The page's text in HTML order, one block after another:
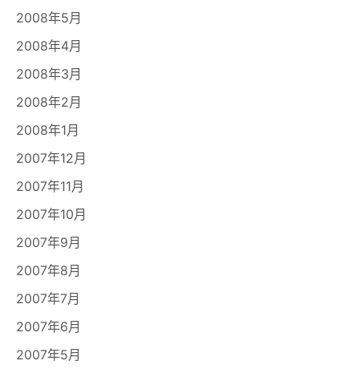
2008年5月
2008年4月
2008年3月
2008年2月
2008年1月
2007年12月
2007年11月
2007年10月
2007年9月
2007年8月
2007年7月
2007年6月
2007年5月